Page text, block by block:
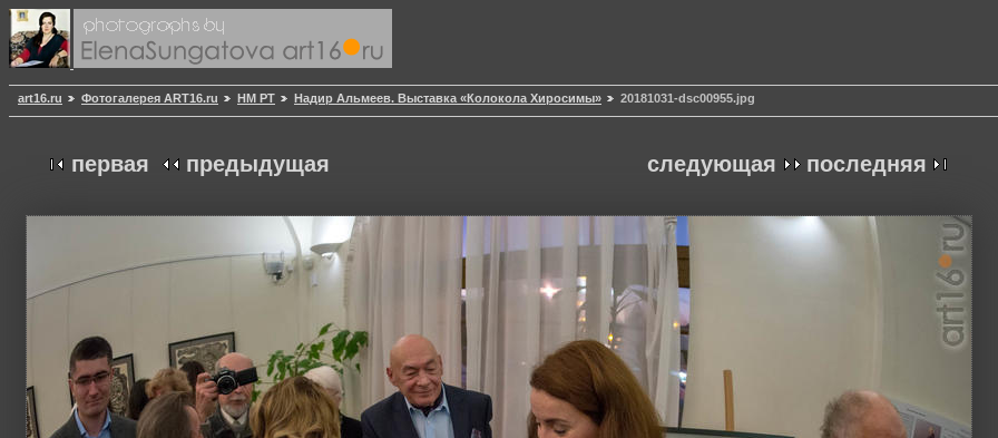
art16.ru Фотогалерея ART16.ru НМ РТ Надир Альмеев. Выставка «Колокола Хиросимы» 20181031-dsc00955.jpg
следующая последняя
первая предыдущая